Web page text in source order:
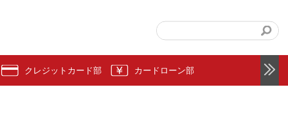
クレジットカード部 カードローン部